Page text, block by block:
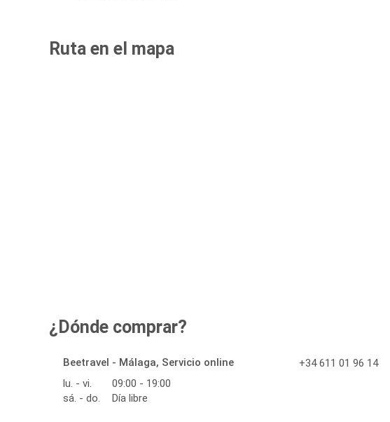
Ruta en el mapa
¿Dónde comprar?
Beetravel - Málaga, Servicio online
lu. - vi.
09:00 - 19:00
sá. - do.
Día libre
+34 611 01 96 14